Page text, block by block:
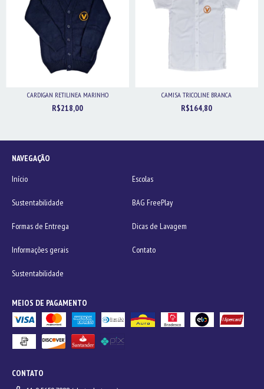
CARDIGAN RETILINEA MARINHO
R$218,00
CAMISA TRICOLINE BRANCA
R$164,80
NAVEGAÇÃO
Início
Escolas
Sustentabilidade BAG FreePlay
Formas de Entrega Dicas de Lavagem
Informações gerais Contato
Sustentabilidade
MEIOS DE PAGAMENTO
CONTATO